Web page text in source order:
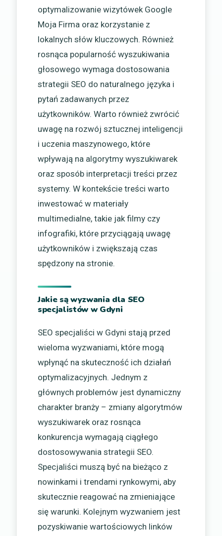
optymalizowanie wizytówek Google
Moja Firma oraz korzystanie z
lokalnych słów kluczowych. Również
rosnąca popularność wyszukiwania
głosowego wymaga dostosowania
strategii SEO do naturalnego języka i
pytań zadawanych przez
użytkowników. Warto również zwrócić
uwagę na rozwój sztucznej inteligencji
i uczenia maszynowego, które
wpływają na algorytmy wyszukiwarek
oraz sposób interpretacji treści przez
systemy. W kontekście treści warto
inwestować w materiały
multimedialne, takie jak filmy czy
infografiki, które przyciągają uwagę
użytkowników i zwiększają czas
spędzony na stronie.
Jakie są wyzwania dla SEO
specjalistów w Gdyni
SEO specjaliści w Gdyni stają przed
wieloma wyzwaniami, które mogą
wpłynąć na skuteczność ich działań
optymalizacyjnych. Jednym z
głównych problemów jest dynamiczny
charakter branży – zmiany algorytmów
wyszukiwarek oraz rosnąca
konkurencja wymagają ciągłego
dostosowywania strategii SEO.
Specjaliści muszą być na bieżąco z
nowinkami i trendami rynkowymi, aby
skutecznie reagować na zmieniające
się warunki. Kolejnym wyzwaniem jest
pozyskiwanie wartościowych linków